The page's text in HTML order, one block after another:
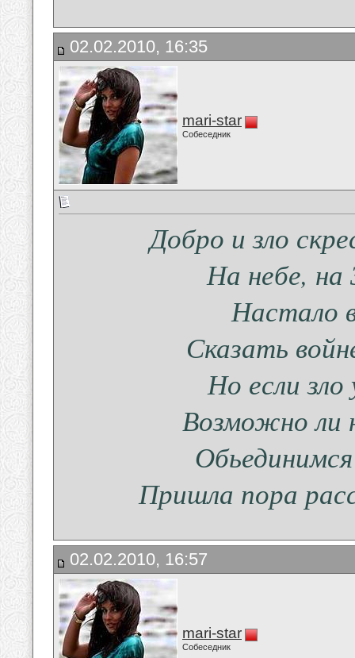
02.02.2010, 16:35
mari-star
Собеседник
Добро и зло
На небе, на
Настало
Сказать
Но если зло
Возможно ли
Пришла пора
02.02.2010, 16:57
mari-star
Собеседник